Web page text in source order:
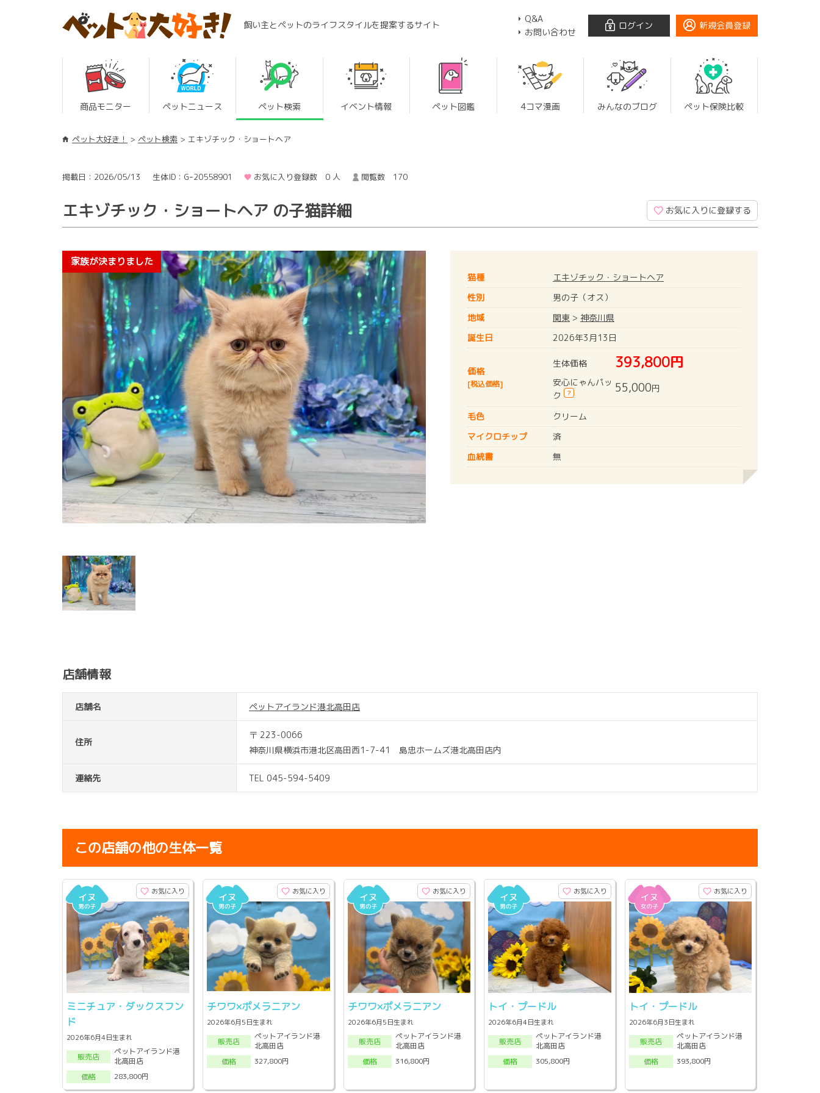
飼い主とペットのライフスタイルを提案するサイト
Q&A
お問い合わせ
ログイン 新規会員登録
商品モニター ペットニュース ペット検索 イベント情報 ペット図鑑 4コマ漫画 みんなのブログ ペット保険比較
ペット大好き！ ペット検索 エキゾチック・ショートヘア
掲載日：2026/05/13 生体ID：Gｰ20558901 お気に入り登録数 0 人 閲覧数 170
エキゾチック・ショートヘア の子猫詳細 お気に入りに登録する
猫種
エキゾチック・ショートヘア
性別
男の子（オス）
地域
関東 > 神奈川県
誕生日
2026年3月13日
価格
[税込価格]
生体価格 393,800円
安心にゃんパッ
ク
? 55,000円
毛色
クリーム
マイクロチップ
済
血統書
無
店舗情報
店舗名 ペットアイランド港北高田店
住所
〒 223-0066
神奈川県横浜市港北区高田西1-7-41 島忠ホームズ港北高田店内
連絡先 TEL 045-594-5409
この店舗の他の生体一覧
お気に入り
ミニチュア・ダックスフン
ド
2026年6月4日生まれ
販売店
ペットアイランド港
北高田店
価格
283,800円
お気に入り
チワワ×ポメラニアン
2026年6月5日生まれ
販売店
ペットアイランド港
北高田店
価格
327,800円
お気に入り
チワワ×ポメラニアン
2026年6月5日生まれ
販売店
ペットアイランド港
北高田店
価格
316,800円
お気に入り
トイ・プードル
2026年6月4日生まれ
販売店
ペットアイランド港
北高田店
価格
305,800円
お気に入り
トイ・プードル
2026年6月3日生まれ
販売店
ペットアイランド港
北高田店
価格
393,800円